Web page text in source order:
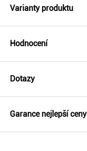
Varianty produktu
Hodnocení
Dotazy
Garance nejlepší ceny